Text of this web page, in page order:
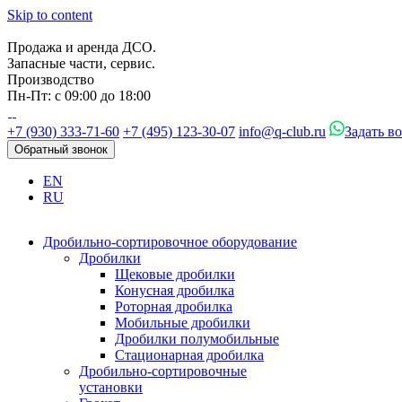
Skip to content
Продажа и аренда ДСО.
Запасные части, сервис.
Производство
Пн-Пт: с 09:00 до 18:00
+7 (930) 333-71-60 +7 (495) 123-30-07 info@q-club.ru Задать
Обратный звонок
EN
RU
Дробильно-сортировочное оборудование
Дробилки
Щековые дробилки
Конусная дробилка
Роторная дробилка
Мобильные дробилки
Дробилки полумобильные
Стационарная дробилка
Дробильно-сортировочные
установки